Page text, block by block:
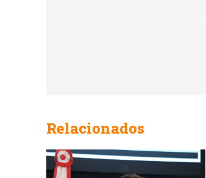
Relacionados